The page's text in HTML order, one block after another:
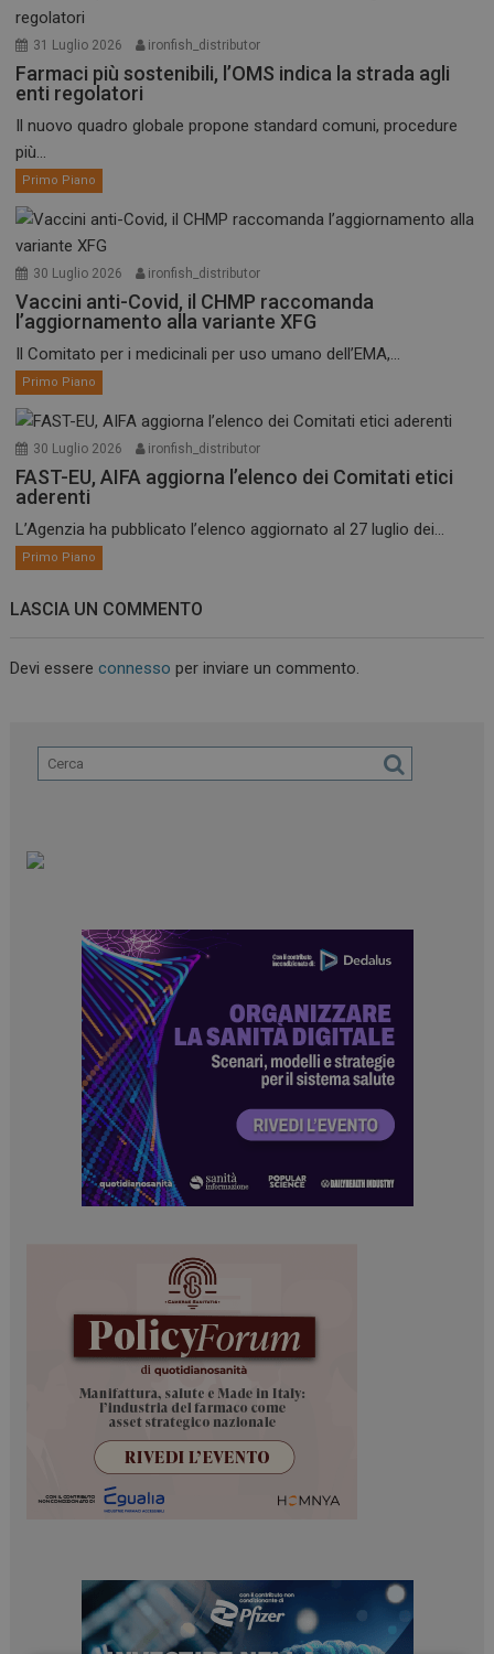
31 Luglio 2026 ironfish_distributor
Farmaci più sostenibili, l’OMS indica la strada agli
enti regolatori
Il nuovo quadro globale propone standard comuni, procedure
più...
Primo Piano
30 Luglio 2026 ironfish_distributor
Vaccini anti-Covid, il CHMP raccomanda
l’aggiornamento alla variante XFG
Il Comitato per i medicinali per uso umano dell’EMA,...
Primo Piano
30 Luglio 2026 ironfish_distributor
FAST-EU, AIFA aggiorna l’elenco dei Comitati etici
aderenti
L’Agenzia ha pubblicato l’elenco aggiornato al 27 luglio dei...
Primo Piano
LASCIA UN COMMENTO
Devi essereconnesso per inviare un commento.